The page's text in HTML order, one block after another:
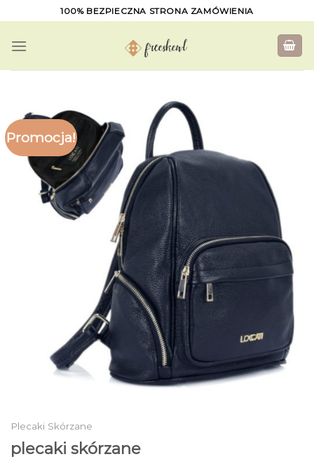
to
content
100% BEZPIECZNA STRONA ZAMÓWIENIA
Promocja!
Plecaki Skórzane
plecaki skórzane